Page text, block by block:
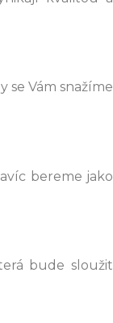
Vám snažíme
bereme jako
bude sloužit